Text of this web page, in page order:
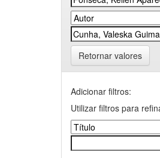
Retornar valores
Adicionar filtros:
Utilizar filtros para